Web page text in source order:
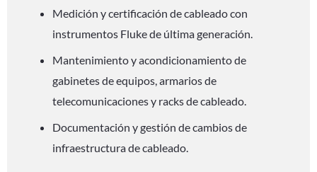
Medición y certificación de cableado con
instrumentos Fluke de última generación.
Mantenimiento y acondicionamiento de
gabinetes de equipos, armarios de
telecomunicaciones y racks de cableado.
Documentación y gestión de cambios de
infraestructura de cableado.